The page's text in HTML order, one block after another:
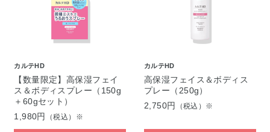
カルテHD
【数量限定】高保湿フェイ
ス＆ボディスプレー（150g
＋60gセット）
1,980円
（税込）※
カルテHD
高保湿フェイス＆ボディス
プレー（250g）
2,750円
（税込）※